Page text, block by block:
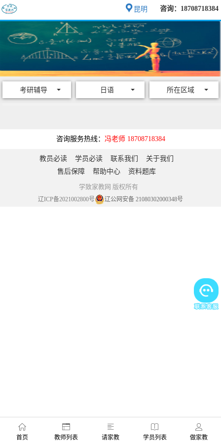
咨询：18708718384
昆明
考研辅导 日语 所在区域
咨询服务热线： 冯老师 18708718384
教员必读 学员必读 联系我们
关于我们
售后保障
帮助中心 资料题库
学致家教网 版权所有
辽ICP备2021002800号 辽公网安备 21080302000348号
首页 教师列表 请家教 学员列表 做家教